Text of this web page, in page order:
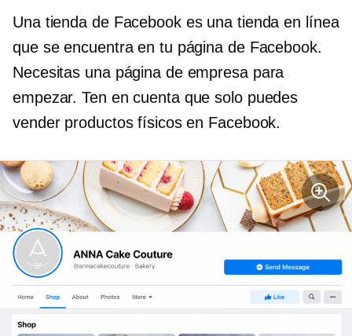
Una tienda de Facebook es una tienda en línea
que se encuentra en tu página de Facebook.
Necesitas una página de empresa para
empezar. Ten en cuenta que solo puedes
vender productos físicos en Facebook.